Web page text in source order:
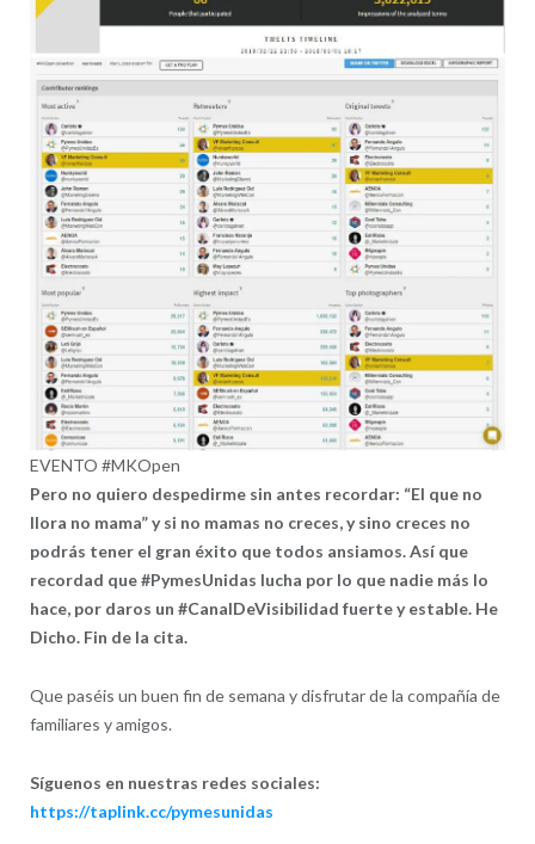
EVENTO #MKOpen
Pero no quiero despedirme sin antes recordar: “El que no
llora no mama” y si no mamas no creces, y sino creces no
podrás tener el gran éxito que todos ansiamos. Así que
recordad que #PymesUnidas lucha por lo que nadie más lo
hace, por daros un #CanalDeVisibilidad fuerte y estable. He
Dicho. Fin de la cita.
Que paséis un buen fin de semana y disfrutar de la compañía de
familiares y amigos.
Síguenos en nuestras redes sociales:
https://taplink.cc/pymesunidas